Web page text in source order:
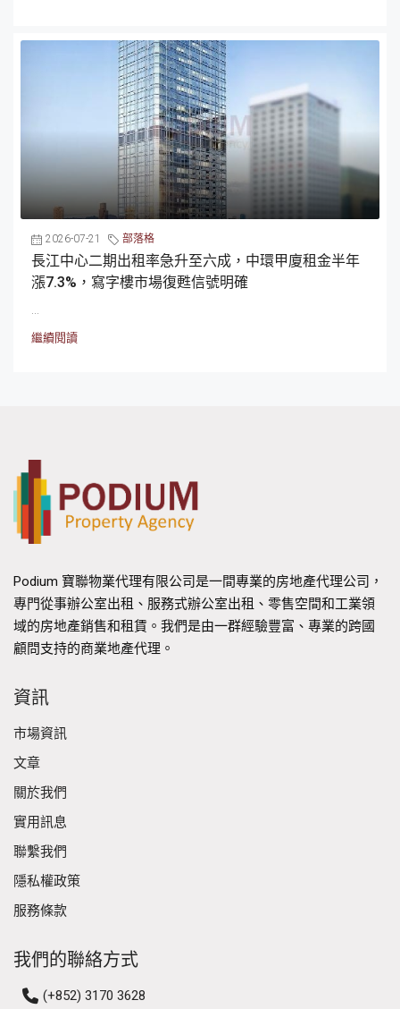
2026-07-21 部落格
長江中心二期出租率急升至六成，中環甲廈租金半年
漲7.3%，寫字樓市場復甦信號明確
...
繼續閱讀
Podium 寶聯物業代理有限公司是一間專業的房地產代理公司，
專門從事辦公室出租、服務式辦公室出租、零售空間和工業領
域的房地產銷售和租賃。我們是由一群經驗豐富、專業的跨國
顧問支持的商業地產代理。
資訊
市場資訊
文章
關於我們
實用訊息
聯繫我們
隱私權政策
服務條款
我們的聯絡方式
(+852) 3170 3628